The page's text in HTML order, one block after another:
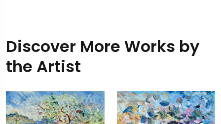
Discover More Works by
the Artist